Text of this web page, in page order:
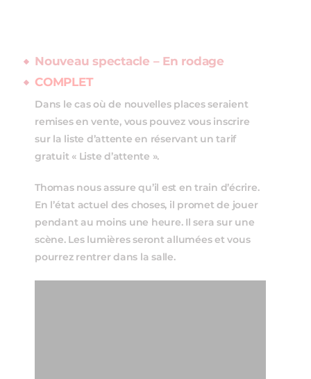
Nouveau spectacle – En rodage
COMPLET
Dans le cas où de nouvelles places seraient
remises en vente, vous pouvez vous inscrire
sur la liste d’attente en réservant un tarif
gratuit « Liste d’attente ».
Thomas nous assure qu’il est en train d’écrire.
En l’état actuel des choses, il promet de jouer
pendant au moins une heure. Il sera sur une
scène. Les lumières seront allumées et vous
pourrez rentrer dans la salle.